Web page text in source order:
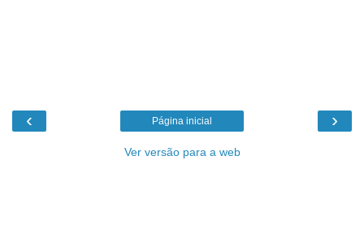
‹ ›
Página inicial
Ver versão para a web